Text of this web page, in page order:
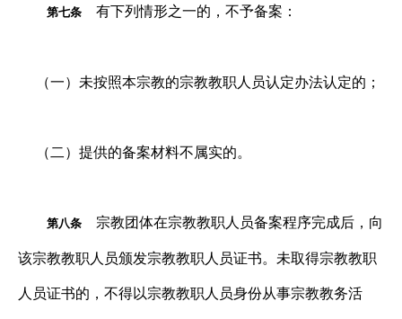
第七条 有下列情形之一的，不予备案：
（一）未按照本宗教的宗教教职人员认定办法认定的；
（二）提供的备案材料不属实的。
第八条 宗教团体在宗教教职人员备案程序完成后，向
该宗教教职人员颁发宗教教职人员证书。未取得宗教教职
人员证书的，不得以宗教教职人员身份从事宗教教务活